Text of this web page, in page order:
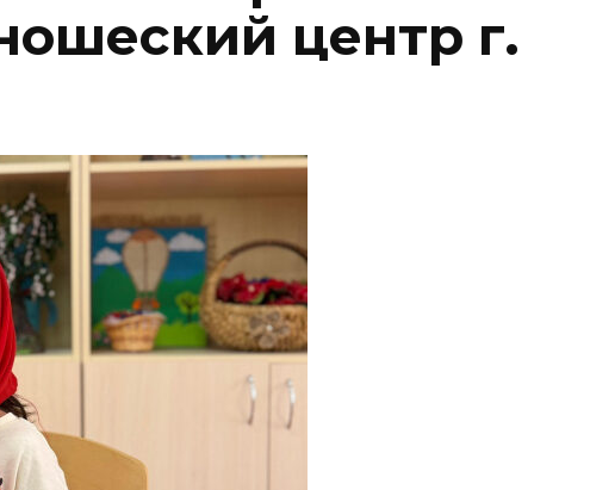
центр г.